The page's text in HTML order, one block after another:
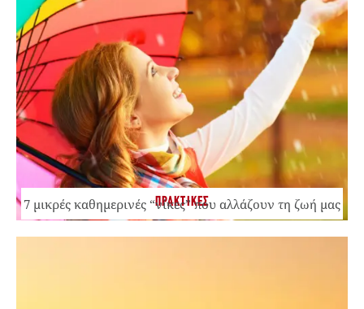
ΠΡΑΚΤΙΚΕΣ
7 μικρές καθημερινές “νίκες” που αλλάζουν τη ζωή μας